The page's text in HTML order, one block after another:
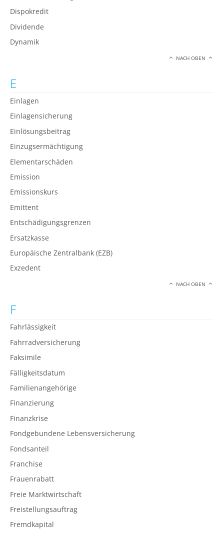
Dispokredit
Dividende
Dynamik
NACH OBEN
E
Einlagen
Einlagensicherung
Einlösungsbeitrag
Einzugsermächtigung
Elementarschäden
Emission
Emissionskurs
Emittent
Entschädigungsgrenzen
Ersatzkasse
Europäische Zentralbank (EZB)
Exzedent
NACH OBEN
F
Fahrlässigkeit
Fahrradversicherung
Faksimile
Fälligkeitsdatum
Familienangehörige
Finanzierung
Finanzkrise
Fondgebundene Lebensversicherung
Fondsanteil
Franchise
Frauenrabatt
Freie Marktwirtschaft
Freistellungsauftrag
Fremdkapital